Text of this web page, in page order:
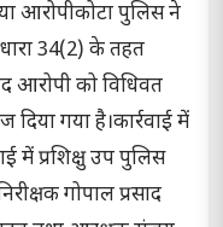
आरोपीकोटा पुलिस ने
34(2) के तहत
आरोपी को विधिवत
गया है।कार्रवाई में
में प्रशिक्षु उप पुलिस
गोपाल प्रसाद